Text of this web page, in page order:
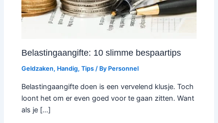
Belastingaangifte: 10 slimme bespaartips
Geldzaken, Handig,Tips / By Personnel
Belastingaangifte doen is een vervelend klusje. Toch
loont het om er even goed voor te gaan zitten. Want
als je […]